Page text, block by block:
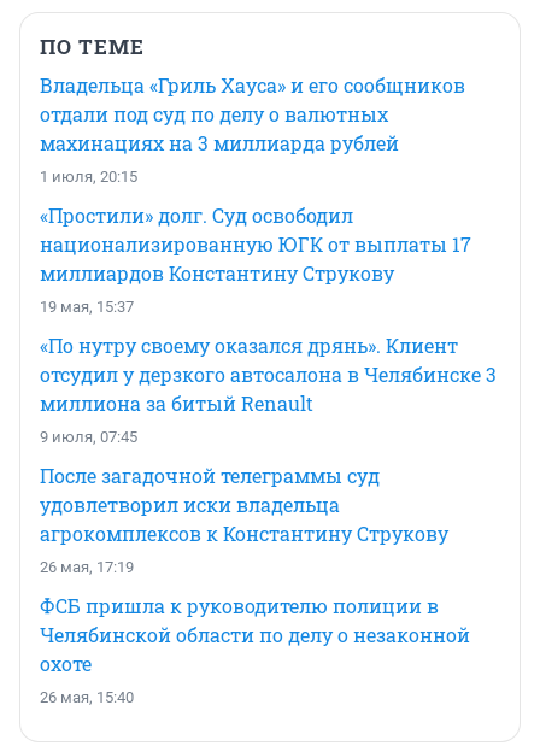
ПО ТЕМЕ
Владельца «Гриль Хауса» и его сообщников
отдали под суд по делу о валютных
махинациях на 3 миллиарда рублей
1 июля, 20:15
«Простили» долг. Суд освободил
национализированную ЮГК от выплаты 17
миллиардов Константину Струкову
19 мая, 15:37
«По нутру своему оказался дрянь». Клиент
отсудил у дерзкого автосалона в Челябинске 3
миллиона за битый Renault
9 июля, 07:45
После загадочной телеграммы суд
удовлетворил иски владельца
агрокомплексов к Константину Струкову
26 мая, 17:19
ФСБ пришла к руководителю полиции в
Челябинской области по делу о незаконной
охоте
26 мая, 15:40